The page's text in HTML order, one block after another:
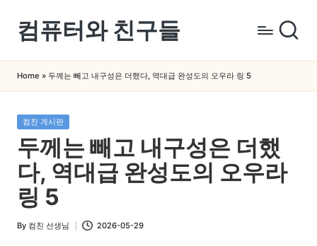
Skip
content
컴퓨터와 친구들
퓨
터
스
마
트
폰
을
쉽
Home » 두께는 빼고 내구성은 더했다, 역대급 완성도의 오우라 링 5
Posted
in
컴친 게시판
두께는 빼고 내구성은 더했
다, 역대급 완성도의 오우라
링 5
Posted
By 컴친 선생님 2026-05-29